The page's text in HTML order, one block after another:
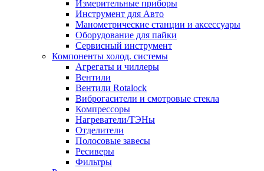
Измерительные приборы
Инструмент для Авто
Манометрические станции и аксессуары
Оборудование для пайки
Сервисный инструмент
Компоненты холод. системы
Агрегаты и чиллеры
Вентили
Вентили Rotalock
Виброгасители и смотровые стекла
Компрессоры
Нагреватели/ТЭНы
Отделители
Полосовые завесы
Ресиверы
Фильтры